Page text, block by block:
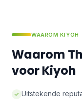
WAAROM KIYOH
Waarom
voor Kiyoh
Uitstekende